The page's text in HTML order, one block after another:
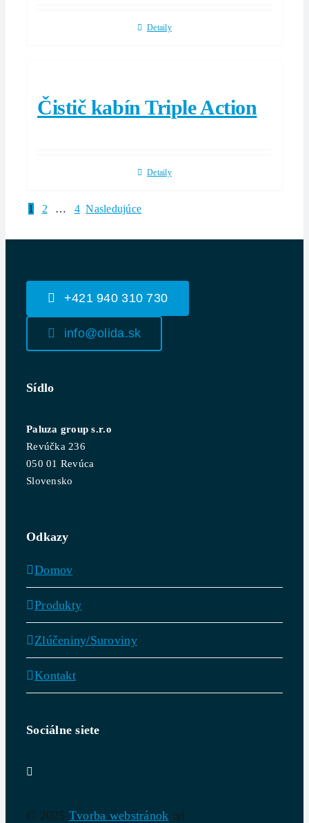
Detaily
Čistič kabín Triple Action
Detaily
1 2 … 4 Nasledujúce
+421 940 310 730
info@olida.sk
Sídlo
Paluza group s.r.o
Revúčka 236
050 01 Revúca
Slovensko
Odkazy
Domov
Produkty
Zlúčeniny/Suroviny
Kontakt
Sociálne siete
© 2025 Tvorba webstránok od